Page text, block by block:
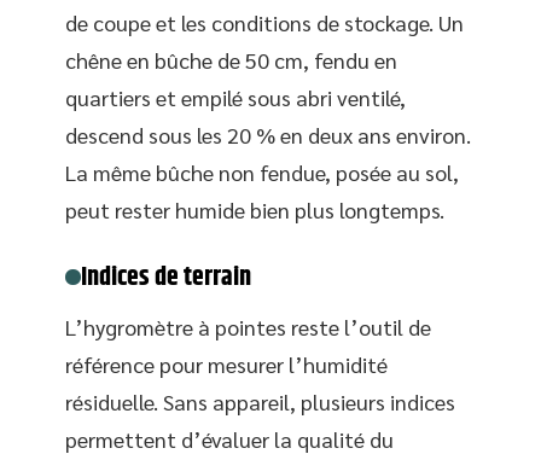
de coupe et les conditions de stockage. Un
chêne en bûche de 50 cm, fendu en
quartiers et empilé sous abri ventilé,
descend sous les 20 % en deux ans environ.
La même bûche non fendue, posée au sol,
peut rester humide bien plus longtemps.
Indices de terrain
L’hygromètre à pointes reste l’outil de
référence pour mesurer l’humidité
résiduelle. Sans appareil, plusieurs indices
permettent d’évaluer la qualité du